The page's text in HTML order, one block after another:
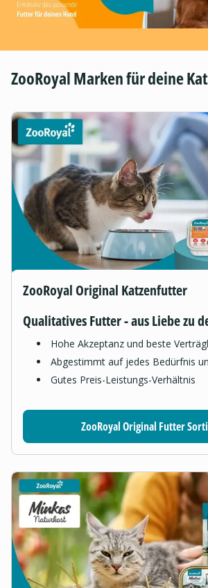
ZooRoyal Marken für deine
ZooRoyal Original Katzenfutter
Qualitatives Futter - aus Liebe zu
Hohe Akzeptanz und beste
Abgestimmt auf jedes Bedürfnis
Gutes Preis-Leistungs-Verhältnis
ZooRoyal Original Futter